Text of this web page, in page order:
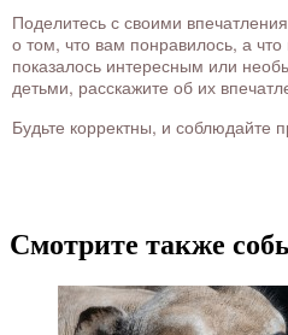
Поделитесь с своими
о том, что вам понравилось, а
показалось интересным или
детьми, расскажите об их
Будьте корректны, и соблюдайте
Смотрите также